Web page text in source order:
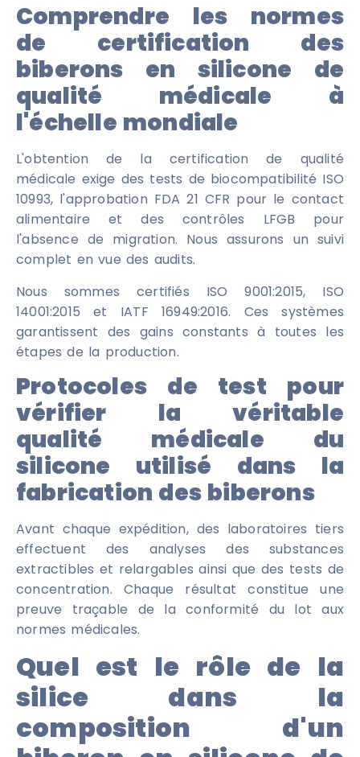
Comprendre les normes
de certification des
biberons en silicone de
qualité médicale à
l'échelle mondiale
L'obtention de la certification de qualité
médicale exige des tests de biocompatibilité ISO
10993, l'approbation FDA 21 CFR pour le contact
alimentaire et des contrôles LFGB pour
l'absence de migration. Nous assurons un suivi
complet en vue des audits.
Nous sommes certifiés ISO 9001:2015, ISO
14001:2015 et IATF 16949:2016. Ces systèmes
garantissent des gains constants à toutes les
étapes de la production.
Protocoles de test pour
vérifier la véritable
qualité médicale du
silicone utilisé dans la
fabrication des biberons
Avant chaque expédition, des laboratoires tiers
effectuent des analyses des substances
extractibles et relargables ainsi que des tests de
concentration. Chaque résultat constitue une
preuve traçable de la conformité du lot aux
normes médicales.
Quel est le rôle de la
silice dans la
composition d'un